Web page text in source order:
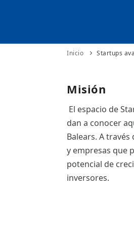
INTERNACIONALIZACIÓN
Inicio Startups
Misión
El espacio de
dan a conocer
Balears. A
y empresas que
potencial de
inversores.